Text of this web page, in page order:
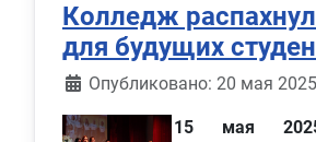
Колледж
для будущих
Информация о материале
Опубликовано: 20 мая 2025
15 мая